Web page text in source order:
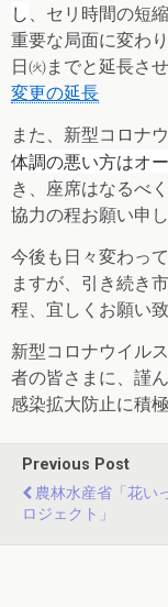
し
、セリ時間の短
重要な局面に変わ
日㈫までと延長
変更の延長
また、新型コロナ
体調の悪い方はオ
き、座席はなるべ
協力の程お願い申し
今後も日々変わっ
ますが、引き続き
程、宜しくお願い致
新型コロナウイル
者の皆さまに、謹
感染拡大防止に積極
Previous Post
農林水産省「花い
ロジェクト」